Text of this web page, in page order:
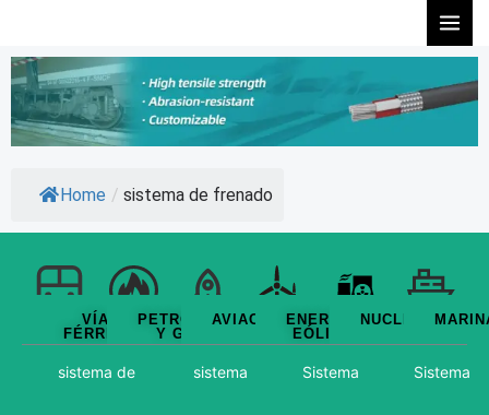
contenido
Home / sistema de frenado
VÍA
FÉRREA
PETRÓLEO
Y GAS
AVIACIÓNENERGÍA
EÓLICA
NUCLEAR
sistema de sistema Sistema Sistema